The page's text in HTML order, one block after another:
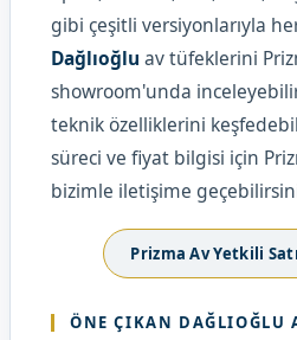
gibi çeşitli versiyonlarıyla
Dağlıoğlu av tüfeklerini
showroom'unda
teknik özelliklerini
süreci ve fiyat bilgisi için
bizimle iletişime
Prizma Av Yetkili
ÖNE ÇIKAN DAĞLIOĞLU